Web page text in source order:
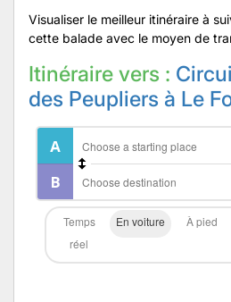
Visualiser le meilleur itinéraire à
cette balade avec le moyen de
Itinéraire vers :
des Peupliers à Le